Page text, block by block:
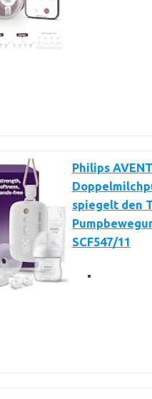
Philips
spiegelt den
SCF547/11